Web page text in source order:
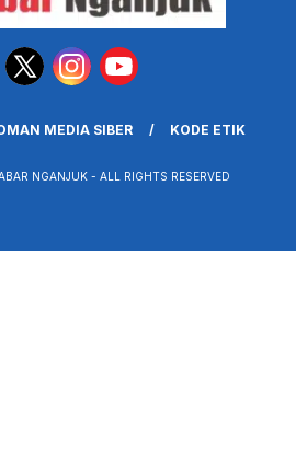
MEDIA SIBER KODE ETIK
NGANJUK - ALL RIGHTS RESERVED